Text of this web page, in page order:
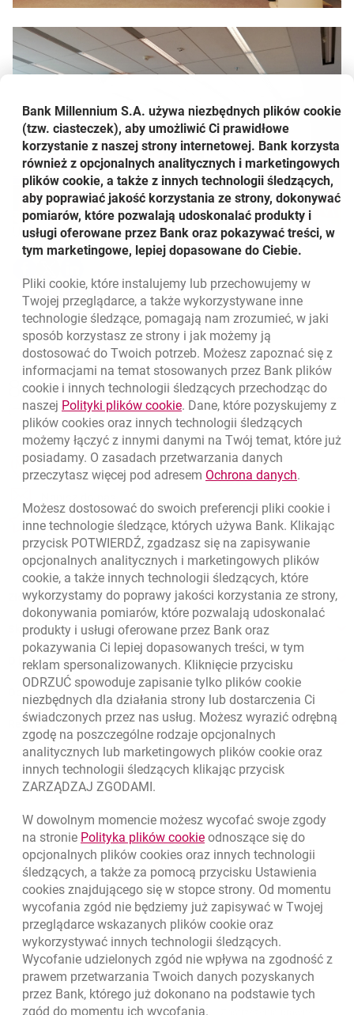
Udostępnij
otwiera się w nowej karcie
otwiera się w nowej karcie
otwiera się w nowej karcie
Powrót do listy
Nawigacja dolna
Zadzwoń do nas
801 331 331
(+48) 22 598 40 40
Migam
Znajdź placówkę lub bankomat otwiera się w nowej karcie
Oceń nas otwiera się w nowej karcie
Złóż wniosek przez internet
Skontaktuj się ze Specjalistą
O banku
Odpowiedzialny biznes
Regulacje zewnętrzne
Ochrona danychotwiera się w nowej karcie
Ustawieniacookies
Bank Millennium S.A. używa niezbędnych plików cookie
(tzw. ciasteczek), aby umożliwić Ci prawidłowe
korzystanie z naszej strony internetowej. Bank korzysta
również z opcjonalnych analitycznych i marketingowych
plików cookie, a także z innych technologii śledzących,
aby poprawiać jakość korzystania ze strony, dokonywać
pomiarów, które pozwalają udoskonalać produkty i
usługi oferowane przez Bank oraz pokazywać treści, w
tym marketingowe, lepiej dopasowane do Ciebie.
Pliki cookie, które instalujemy lub przechowujemy w
Twojej przeglądarce, a także wykorzystywane inne
technologie śledzące, pomagają nam zrozumieć, w jaki
sposób korzystasz ze strony i jak możemy ją
dostosować do Twoich potrzeb. Możesz zapoznać się z
informacjami na temat stosowanych przez Bank plików
cookie i innych technologii śledzących przechodząc do
naszej Polityki plików cookielink otwiera się w nowym oknie
. Dane, które pozyskujemy z
plików cookies oraz innych technologii śledzących
możemy łączyć z innymi danymi na Twój temat, które już
posiadamy. O zasadach przetwarzania danych
przeczytasz więcej pod adresem Ochrona danychlink
.
Możesz dostosować do swoich preferencji pliki cookie i
inne technologie śledzące, których używa Bank. Klikając
przycisk POTWIERDŹ, zgadzasz się na zapisywanie
opcjonalnych analitycznych i marketingowych plików
cookie, a także innych technologii śledzących, które
wykorzystamy do poprawy jakości korzystania ze strony,
dokonywania pomiarów, które pozwalają udoskonalać
produkty i usługi oferowane przez Bank oraz
pokazywania Ci lepiej dopasowanych treści, w tym
reklam spersonalizowanych. Kliknięcie przycisku
ODRZUĆ spowoduje zapisanie tylko plików cookie
niezbędnych dla działania strony lub dostarczenia Ci
świadczonych przez nas usług. Możesz wyrazić odrębną
zgodę na poszczególne rodzaje opcjonalnych
analitycznych lub marketingowych plików cookie oraz
innych technologii śledzących klikając przycisk
ZARZĄDZAJ ZGODAMI.
W dowolnym momencie możesz wycofać swoje zgody
na stronie Polityka plików cookielink otwiera się w nowym
odnoszące się do
opcjonalnych plików cookies oraz innych technologii
śledzących, a także za pomocą przycisku Ustawienia
cookies znajdującego się w stopce strony. Od momentu
wycofania zgód nie będziemy już zapisywać w Twojej
przeglądarce wskazanych plików cookie oraz
wykorzystywać innych technologii śledzących.
Wycofanie udzielonych zgód nie wpływa na zgodność z
prawem przetwarzania Twoich danych pozyskanych
przez Bank, którego już dokonano na podstawie tych
zgód do momentu ich wycofania.